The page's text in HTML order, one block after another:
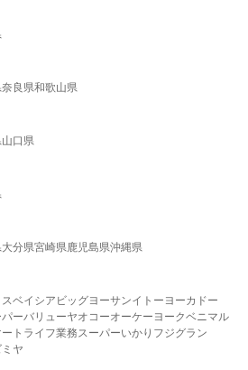
奈良県和歌山県
山口県
大分県宮崎県鹿児島県沖縄県
ベイシア ビッグヨーサンイトーヨーカドー
ーバリューヤオコーオーケー ヨークベニマル
ト ライフ業務スーパーいかり フジグラン
ヤ